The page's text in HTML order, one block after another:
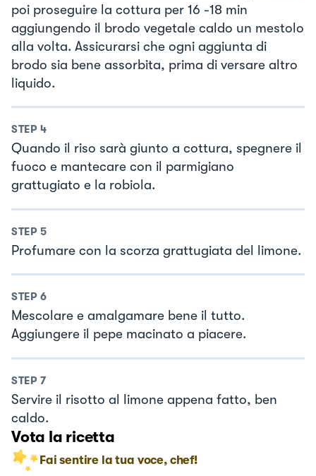
poi proseguire la cottura per 16 -18 min
aggiungendo il brodo vegetale caldo un mestolo
alla volta. Assicurarsi che ogni aggiunta di
brodo sia bene assorbita, prima di versare altro
liquido.
STEP 4
Quando il riso sarà giunto a cottura, spegnere il
fuoco e mantecare con il parmigiano
grattugiato e la robiola.
STEP 5
Profumare con la scorza grattugiata del limone.
STEP 6
Mescolare e amalgamare bene il tutto.
Aggiungere il pepe macinato a piacere.
STEP 7
Servire il risotto al limone appena fatto, ben
caldo.
Vota la ricetta
Fai sentire la tua voce, chef!